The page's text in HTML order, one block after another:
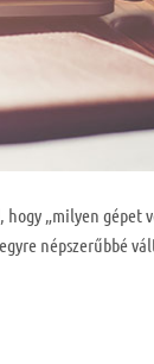
„milyen
népszerűbbé